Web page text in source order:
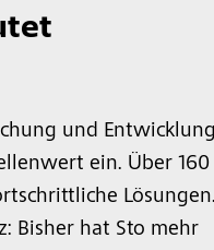
und Entwicklung
ein. Über 160
Lösungen.
Bisher hat Sto mehr